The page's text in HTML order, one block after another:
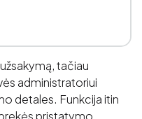
tačiau
administratoriui
detales. Funkcija itin
pristatymo